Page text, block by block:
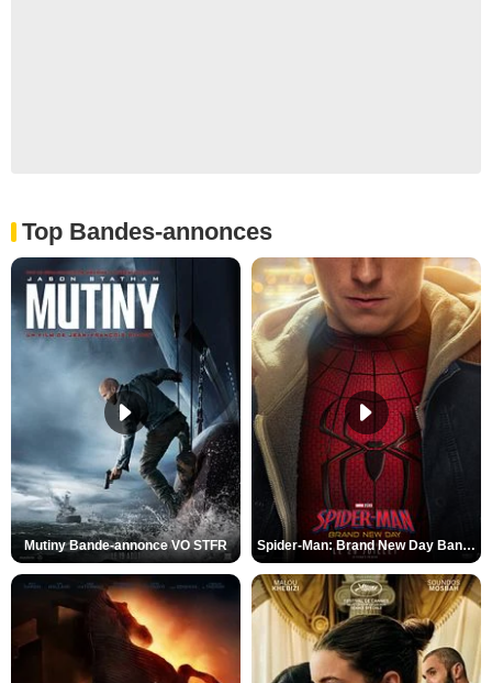
Top Bandes-annonces
Mutiny Bande-annonce VO STFR Spider-Man: Brand New Day Bande-annonce VO STFR